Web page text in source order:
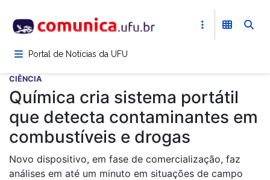
para
conteúdoPortal de Notícias da UFU
CIÊNCIA
Química cria sistema portátil
que detecta contaminantes em
combustíveis e drogas
Novo dispositivo, em fase de comercialização, faz
análises em até um minuto em situações de campo